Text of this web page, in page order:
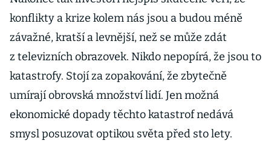
konflikty a krize kolem nás jsou a budou méně
závažné, kratší a levnější, než se může zdát
z televizních obrazovek. Nikdo nepopírá, že jsou to
katastrofy. Stojí za zopakování, že zbytečně
umírají obrovská množství lidí. Jen možná
ekonomické dopady těchto katastrof nedává
smysl posuzovat optikou světa před sto lety.